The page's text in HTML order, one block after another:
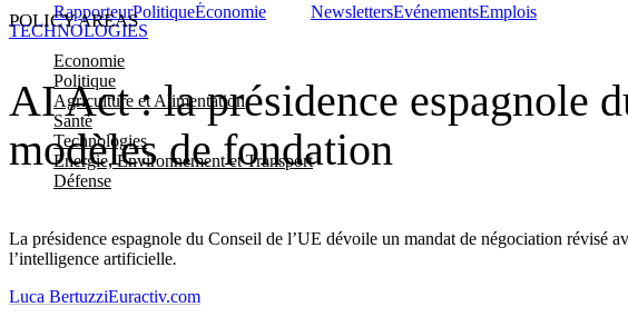
POLICY AREAS
Economie
Politique
Agriculture et Alimentation
Santé
Technologies
Energie, Environnement et Transport
Défense
RapporteurPolitiqueÉconomie NewslettersEvénementsEmplois
AI Act : la présidence espagnole
modèles de fondation
La présidence espagnole du Conseil de l’UE dévoile un mandat de négociation révisé
l’intelligence artificielle.
TECHNOLOGIES
Luca BertuzziEuractiv.com